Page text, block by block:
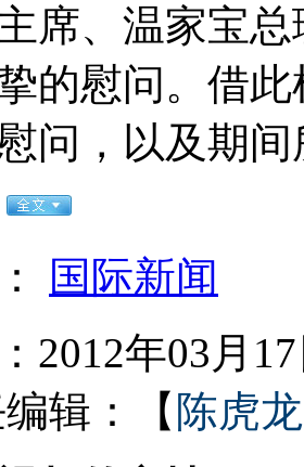
老人 痛下狠手拳打脚踢
医生回应
车翻车
席、温家宝
的慰问。借
问，以及期
国际新闻
2012年03月
辑：【 陈虎龙